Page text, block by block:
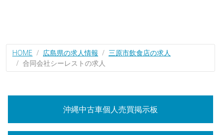
HOME 広島県の求人情報
三原市飲食店の求人
合同会社シーレストの求人
沖縄中古車個人売買掲示板